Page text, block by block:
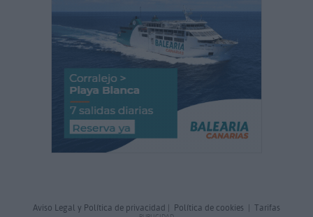
Aviso Legal y Política de privacidad | Política de cookies | Tarifas